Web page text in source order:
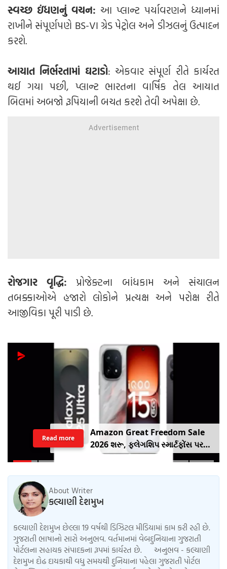
સ્વચ્છ ઇંધણનું વચન: આ પ્લાન્ટ પર્યાવરણને ધ્યાનમાં
રાખીને સંપૂર્ણપણે BS-VI ગ્રેડ પેટ્રોલ અને ડીઝલનું ઉત્પાદન
કરશે.
આયાત નિર્ભરતામાં ઘટાડો: એકવાર સંપૂર્ણ રીતે કાર્યરત
થઈ ગયા પછી, પ્લાન્ટ ભારતના વાર્ષિક તેલ આયાત
બિલમાં અબજો રૂપિયાની બચત કરશે તેવી અપેક્ષા છે.
રોજગાર વૃદ્ધિ: પ્રોજેક્ટના બાંધકામ અને સંચાલન
તબક્કાઓએ હજારો લોકોને પ્રત્યક્ષ અને પરોક્ષ રીતે
આજીવિકા પૂરી પાડી છે.
રાહુલ ગાંધીએ તેમના કૂતરા નૂરીનો
એક વીડિયો શેર કર્યો, જેમાં તેમણે
કહ્યું કે જો તેમની માતા તેને જોશે તો તે
Read more
About Writer
કલ્યાણી દેશમુખ
કલ્યાણી દેશમુખ છેલ્લા 19 વર્ષથી ડિઝિટલ મીડિયામાં કામ કરી રહી છે.
ગુજરાતી ભાષાનો સારો અનુભવ. વર્તમાનમાં વેબદુનિયાના ગુજરાતી
પોર્ટલના સહાયક સંપાદકના રૂપમાં કાર્યરત છે. અનુભવ - કલ્યાણી
દેશમુખ દોઢ દાયકાથી વધુ સમયથી દુનિયાના પહેલા ગુજરાતી પોર્ટલ